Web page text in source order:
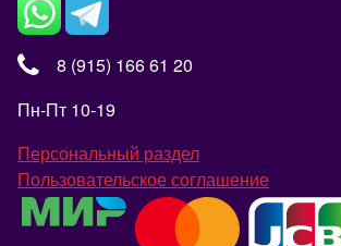
8 (915) 166 61 20
Пн-Пт 10-19
Персональный раздел
Пользовательское соглашение